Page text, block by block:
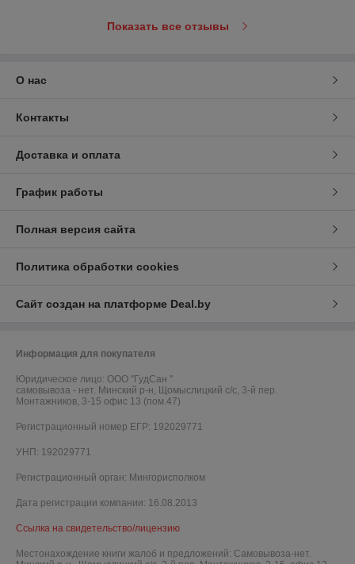
Показать все отзывы
О нас
Контакты
Доставка и оплата
График работы
Полная версия сайта
Политика обработки cookies
Сайт создан на платформе Deal.by
Информация для покупателя
Юридическое лицо: ООО "ГудСан "
самовывоза - нет. Минский р-н, Щомыслицкий с/с, 3-й пер.
Монтажников, 3-15 офис 13 (пом.47)
Регистрационный номер ЕГР: 192029771
УНП: 192029771
Регистрационный орган: Мингорисполком
Дата регистрации компании: 16.08.2013
Ссылка на свидетельство/лицензию
Местонахождение книги жалоб и предложений: Самовывоза-нет.